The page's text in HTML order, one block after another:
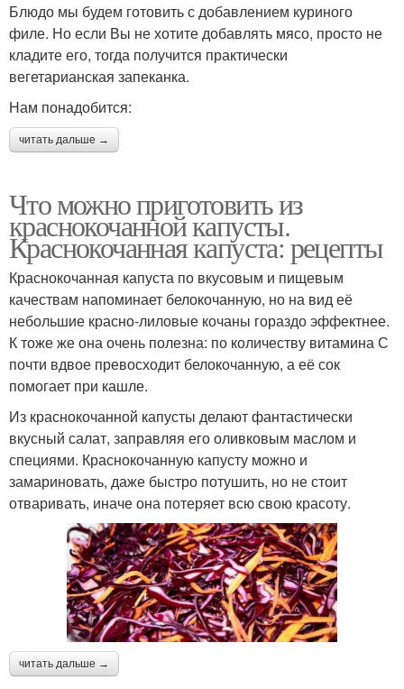
Блюдо мы будем готовить с добавлением куриного
филе. Но если Вы не хотите добавлять мясо, просто не
кладите его, тогда получится практически
вегетарианская запеканка.
Нам понадобится:
читать дальше →
Что можно приготовить из
краснокочанной капусты.
Краснокочанная капуста: рецепты
Краснокочанная капуста по вкусовым и пищевым
качествам напоминает белокочанную, но на вид её
небольшие красно-лиловые кочаны гораздо эффектнее.
К тоже же она очень полезна: по количеству витамина С
почти вдвое превосходит белокочанную, а её сок
помогает при кашле.
Из краснокочанной капусты делают фантастически
вкусный салат, заправляя его оливковым маслом и
специями. Краснокочанную капусту можно и
замариновать, даже быстро потушить, но не стоит
отваривать, иначе она потеряет всю свою красоту.
читать дальше →